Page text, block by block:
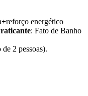
+reforço energético
: Fato de Banho
2 pessoas).